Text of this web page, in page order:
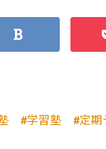
学習塾 定期